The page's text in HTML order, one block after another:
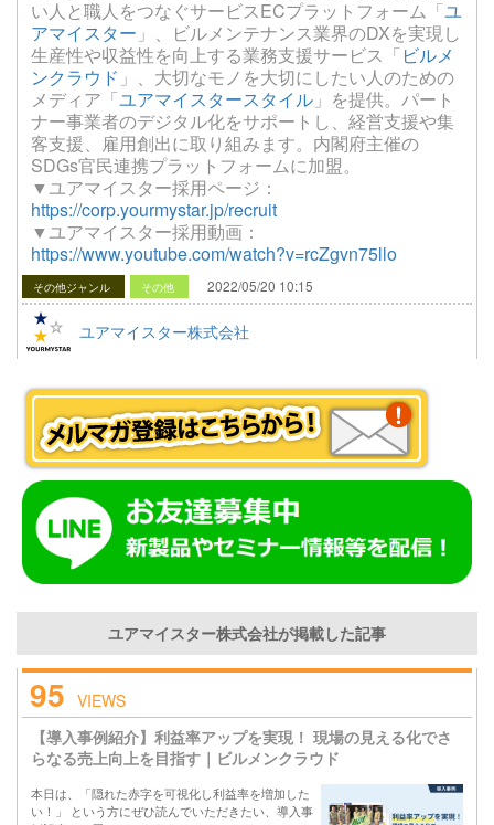
い人と職人をつなぐサービスECプラットフォーム「ユ
アマイスター 」、ビルメンテナンス業界のDXを実現し
生産性や収益性を向上する業務支援サービス「ビルメ
ンクラウド 」、大切なモノを大切にしたい人のための
メディア「ユアマイスタースタイル 」を提供。パート
ナー事業者のデジタル化をサポートし、経営支援や集
客支援、雇用創出に取り組みます。内閣府主催の
SDGs官民連携プラットフォームに加盟。
▼ユアマイスター採用ページ：
https://corp.yourmystar.jp/recruit
▼ユアマイスター採用動画：
https://www.youtube.com/watch?v=rcZgvn75llo
その他ジャンル その他 2022/05/20 10:15
ユアマイスター株式会社
ユアマイスター株式会社が掲載した記事
95 VIEWS
【導入事例紹介】利益率アップを実現！ 現場の見える化でさ
らなる売上向上を目指す｜ビルメンクラウド
本日は、「隠れた赤字を可視化し利益率を増加した
い！」 という方にぜひ読んでいただきたい、導入事